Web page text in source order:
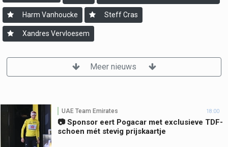
Harm Vanhoucke Steff Cras
Xandres Vervloesem
Meer nieuws
UAE Team Emirates 18:00
📷 Sponsor eert Pogacar met exclusieve TDF-
schoen mét stevig prijskaartje